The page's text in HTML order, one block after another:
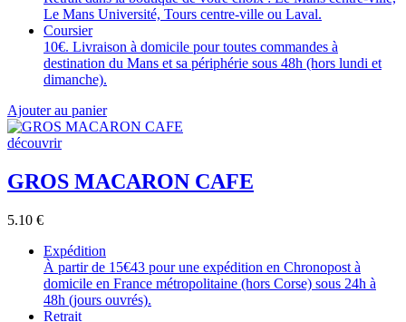
Le Mans Université, Tours centre-ville ou Laval.
Coursier
10€. Livraison à domicile pour toutes commandes à
destination du Mans et sa périphérie sous 48h (hors lundi et
dimanche).
Ajouter au panier
découvrir
GROS MACARON CAFE
5.10 €
Expédition
À partir de 15€43 pour une expédition en Chronopost à
domicile en France métropolitaine (hors Corse) sous 24h à
48h (jours ouvrés).
Retrait